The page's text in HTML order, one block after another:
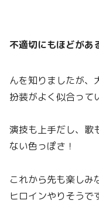
不適切にもほどがあ
んを知りましたが、
扮装がよく似合って
演技も上手だし、歌
ない色っぽさ！
これから先も楽しみ
ヒロインやりそうで